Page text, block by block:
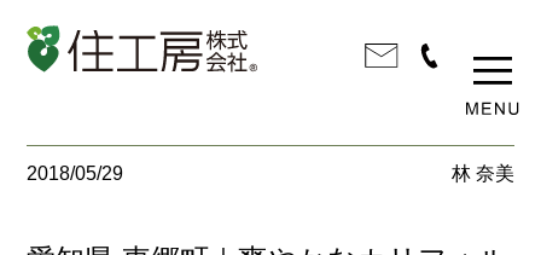
2018/05/29 林 奈美